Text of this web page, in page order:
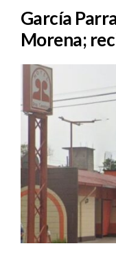
García
Morena;